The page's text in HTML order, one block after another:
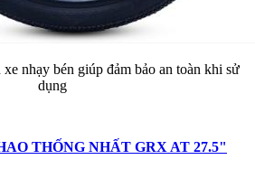
nhạy bén giúp đảm bảo an toàn khi sử
dụng
THỐNG NHẤT GRX AT 27.5"